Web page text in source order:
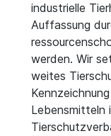
industrielle
Auffassung
werden. Wir
weites
Lebensmitteln